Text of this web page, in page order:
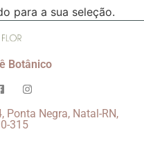
para a sua seleção.
Botânico
Ponta Negra, Natal-RN,
315